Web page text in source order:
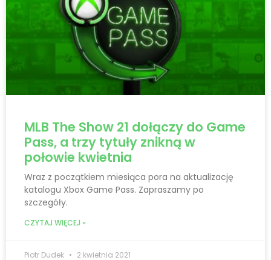
MLB The Show 21 dołączy do Game
Pass, a trzy tytuły znikną w
połowie kwietnia
Wraz z początkiem miesiąca pora na aktualizację
katalogu Xbox Game Pass. Zapraszamy po
szczegóły.
CZYTAJ WIĘCEJ »
Piotr Dudek 2 kwietnia 2021